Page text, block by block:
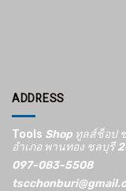
ADDRESS
Tools Shop ทูลส์ช็อป
อำเภอ พานทอง ชลบุรี
097-083-5508